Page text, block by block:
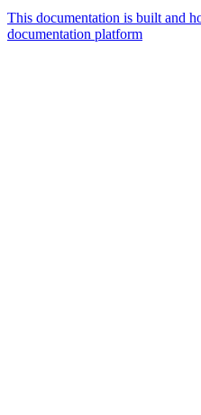
This documentation is built and
documentation platform